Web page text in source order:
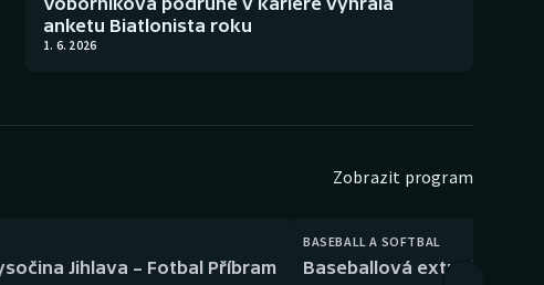
anketu Biatlonista roku
1. 6. 2026
Zobrazit program
Jihlava – Fotbal Příbram
BASEBALL A SOFTBAL
Baseballová extraliga: